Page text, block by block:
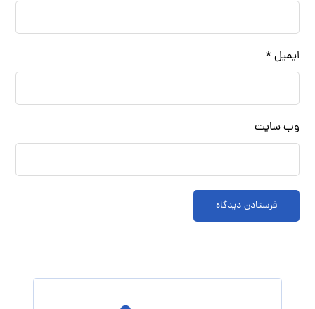
ایمیل *
وب‌ سایت
فرستادن دیدگاه